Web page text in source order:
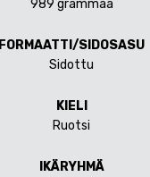
989 grammaa
FORMAATTI/SIDOSASU
Sidottu
KIELI
Ruotsi
IKÄRYHMÄ